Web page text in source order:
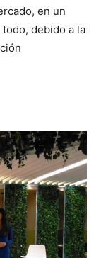
en un
debido a la